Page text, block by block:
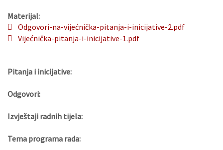
Materijal:
Odgovori-na-vijećnička-pitanja-i-inicijative-2.pdf
Vijećnička-pitanja-i-inicijative-1.pdf
Pitanja i inicijative:
Odgovori:
Izvještaji radnih tijela:
Tema programa rada: